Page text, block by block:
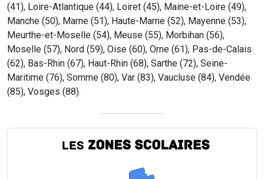
(41), Loire-Atlantique (44), Loiret (45), Maine-et-Loire (49),
Manche (50), Marne (51), Haute-Marne (52), Mayenne (53),
Meurthe-et-Moselle (54), Meuse (55), Morbihan (56),
Moselle (57), Nord (59), Oise (60), Orne (61), Pas-de-Calais
(62), Bas-Rhin (67), Haut-Rhin (68), Sarthe (72), Seine-
Maritime (76), Somme (80), Var (83), Vaucluse (84), Vendée
(85), Vosges (88).